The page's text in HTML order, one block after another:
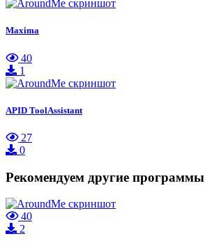
Maxima
40
1
APID ToolAssistant
27
0
Рекомендуем другие программы
40
2